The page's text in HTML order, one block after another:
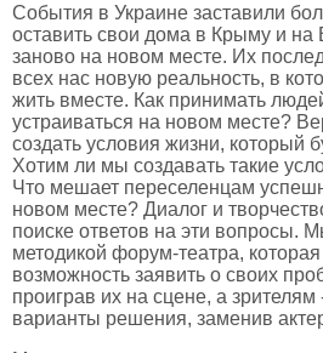
События в Украине заставили
оставить свои дома в Крыму и на
заново на новом месте. Их
всех нас новую реальность, в
жить вместе. Как принимать
устраиваться на новом месте?
создать условия жизни, который
Хотим ли мы создавать такие
Что мешает переселенцам
новом месте? Диалог и
поиске ответов на эти вопросы.
методикой форум-театра,
возможность заявить о своих
проиграв их на сцене, а
варианты решения, заменив